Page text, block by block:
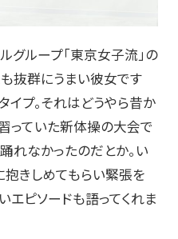
グループ「東京女子流」の
抜群にうまい彼女です
イプ。それはどうやら昔か
っていた新体操の大会で
れなかったのだとか。い
きしめてもらい緊張を
エピソードも語ってくれま